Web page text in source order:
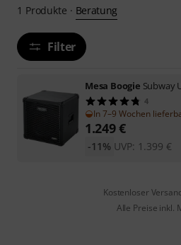
1 Produkte · Beratung
Filter
Mesa Boogie Subway
4
In 7–9 Wochen
1.249€
UVP: 1.399 €
-11%
Kostenloser
Alle Preise inkl.